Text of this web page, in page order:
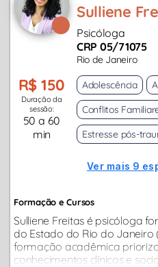
Sulliene
Psicóloga
CRP 05/71075
Rio de Janeiro
R$ 150
Duração da
sessão:
50 a 60
min
Adolescência
Conflitos
Estresse pós-
Ver mais 9
Formação e Cursos
Sulliene Freitas é psicóloga
do Estado do Rio do Janeiro
formação acadêmica
conhecimentos clínicos e